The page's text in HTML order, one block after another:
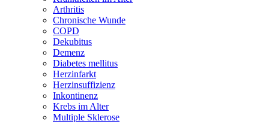
Arthritis
Chronische Wunde
COPD
Dekubitus
Demenz
Diabetes mellitus
Herzinfarkt
Herzinsuffizienz
Inkontinenz
Krebs im Alter
Multiple Sklerose